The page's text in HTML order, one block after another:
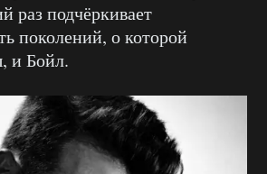
раз подчёркивает
поколений, о которой
и Бойл.